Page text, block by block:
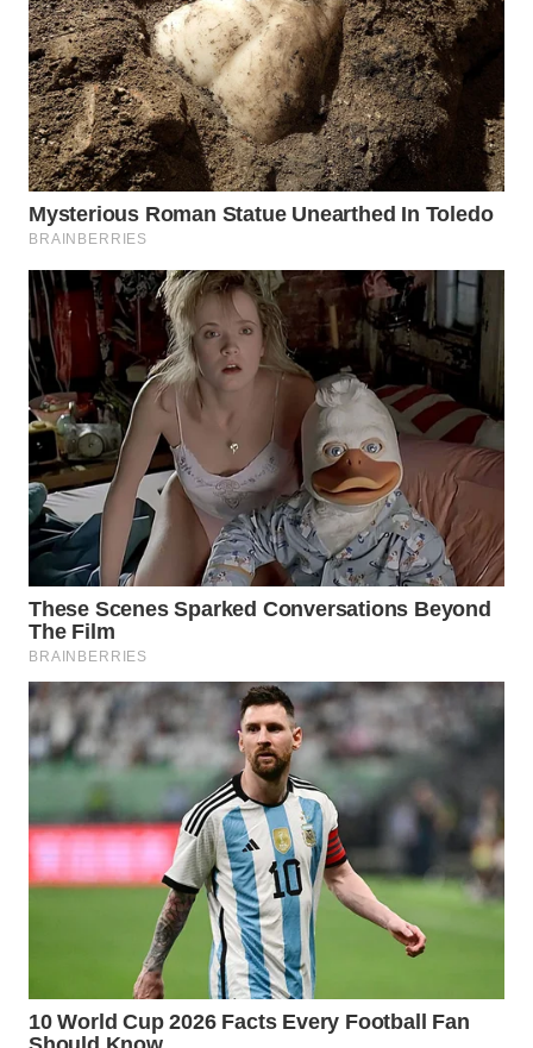
WN
INDRAMAYU
WN
KUNINGAN
WN
MAJALENGKA
WN
SUBANG
WN
SUKABUMI
WN
PURWAKARTA
WN
TIMUR
WN
SEMARANG
WN
BOROBUDUR
WN